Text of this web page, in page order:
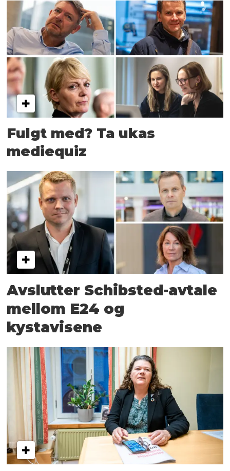
Fulgt med? Ta ukas
mediequiz
Avslutter Schibsted-avtale
mellom E24 og
kystavisene